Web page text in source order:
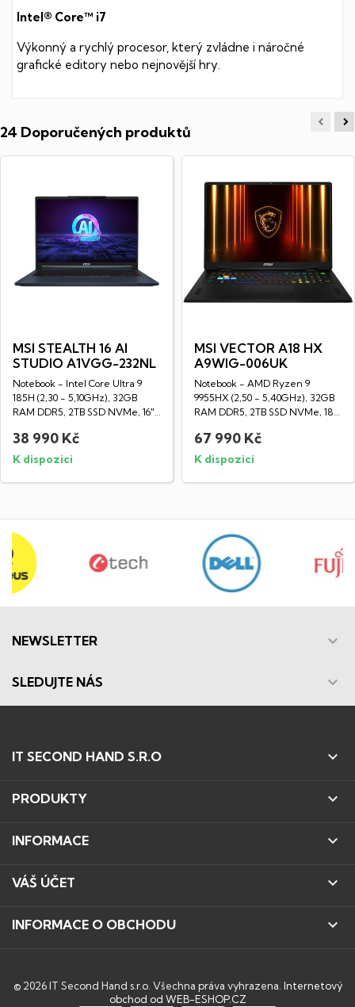
Intel® Core™ i7
Výkonný a rychlý procesor, který zvládne i náročné
grafické editory nebo nejnovější hry.
24 Doporučených produktů
MSI STEALTH 16 AI
STUDIO A1VGG-232NL
Notebook - Intel Core Ultra 9
185H (2,30 - 5,10GHz), 32GB
RAM DDR5, 2TB SSD NVMe, 16"
38 990 Kč
K dispozici
MSI VECTOR A18 HX
A9WIG-006UK
Notebook - AMD Ryzen 9
9955HX (2,50 - 5,40GHz), 32GB
RAM DDR5, 2TB SSD NVMe, 18"
67 990 Kč
K dispozici
NEWSLETTER 
SLEDUJTE NÁS 
IT SECOND HAND S.R.O 
PRODUKTY 
INFORMACE 
VÁŠ ÚČET 
INFORMACE O OBCHODU 
© 2026 IT Second Hand s.r.o. Všechna práva vyhrazena. Internetový
obchod od WEB-ESHOP.CZ